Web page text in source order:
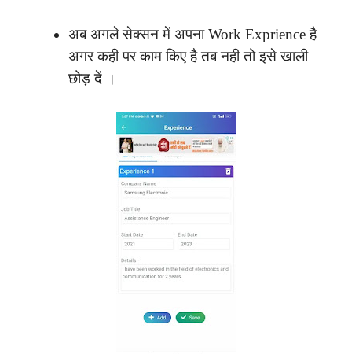
अब अगले सेक्सन में अपना Work Exprience है
अगर कही पर काम किए है तब नही तो इसे खाली
छोड़ दें ।